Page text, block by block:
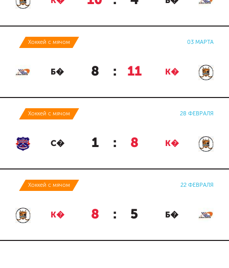
Хоккей с мячом 03 МАРТА
Б� 8 : 11 К�
Хоккей с мячом 28 ФЕВРАЛЯ
С� 1 : 8 К�
Хоккей с мячом 22 ФЕВРАЛЯ
К� 8 : 5 Б�